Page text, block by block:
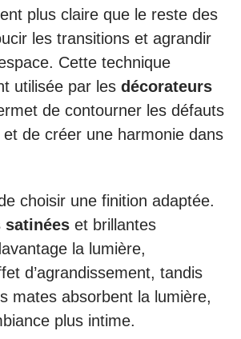
plus claire que le reste des
les transitions et agrandir
Cette technique
utilisée par les décorateurs
de contourner les défauts
de créer une harmonie dans
choisir une finition adaptée.
satinées et brillantes
la lumière,
d’agrandissement, tandis
mates absorbent la lumière,
plus intime.